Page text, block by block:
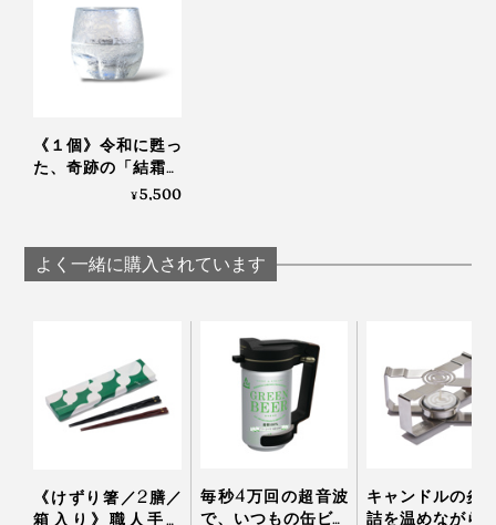
デザインの特性上、初めからやや傾いていますが、味わ
いとして楽しんでいただけるとうれしいです。
時を超えた奇跡のガラスだと思っています。
ですが、『結霜月華』はそんな時間にかたわらに置いて
《１個》令和に甦っ
た、奇跡の「結霜グ
ラス」｜結霜月華
¥5,500
よく一緒に購入されています
《けずり箸／2膳／
箱入り》職人手作
毎秒4万回の超音波
で、いつもの缶ビー
キャンドルの炎
詰を温めながら